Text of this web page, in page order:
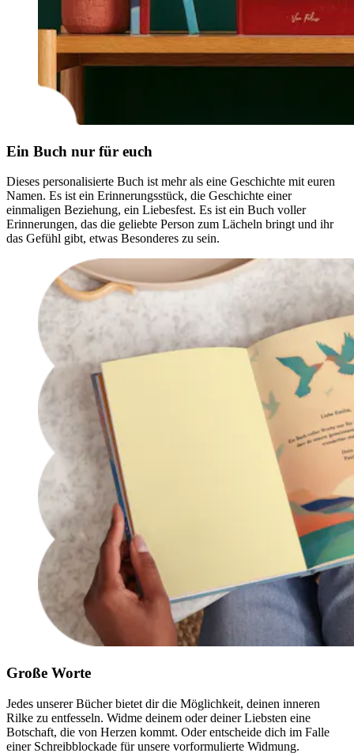
Ein Buch nur für euch
Dieses personalisierte Buch ist mehr als eine Geschichte mit euren
Namen. Es ist ein Erinnerungsstück, die Geschichte einer
einmaligen Beziehung, ein Liebesfest. Es ist ein Buch voller
Erinnerungen, das die geliebte Person zum Lächeln bringt und ihr
das Gefühl gibt, etwas Besonderes zu sein.
Große Worte
Jedes unserer Bücher bietet dir die Möglichkeit, deinen inneren
Rilke zu entfesseln. Widme deinem oder deiner Liebsten eine
Botschaft, die von Herzen kommt. Oder entscheide dich im Falle
einer Schreibblockade für unsere vorformulierte Widmung.